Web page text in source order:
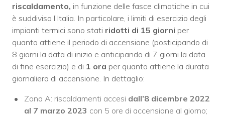
riscaldamento, in funzione delle fasce climatiche in cui
è suddivisa l’Italia. In particolare, i limiti di esercizio degli
impianti termici sono stati ridotti di 15 giorni per
quanto attiene il periodo di accensione (posticipando di
8 giorni la data di inizio e anticipando di 7 giorni la data
di fine esercizio) e di 1 ora per quanto attiene la durata
giornaliera di accensione. In dettaglio:
Zona A: riscaldamenti accesi dall’8 dicembre 2022
al 7 marzo 2023 con 5 ore di accensione al giorno;